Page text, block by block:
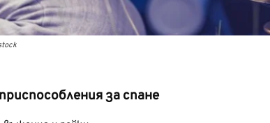
за спане